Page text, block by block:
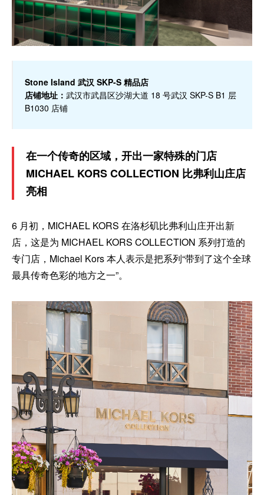
Stone Island 武汉 SKP-S 精品店
店铺地址： 武汉市武昌区沙湖大道 18 号武汉 SKP-S B1 层
B1030 店铺
在一个传奇的区域，开出一家特殊的门店
MICHAEL KORS COLLECTION 比弗利山庄店
亮相
6 月初，MICHAEL KORS 在洛杉矶比弗利山庄开出新
店，这是为 MICHAEL KORS COLLECTION 系列打造的
专门店，Michael Kors 本人表示是把系列“带到了这个全球
最具传奇色彩的地方之一”。